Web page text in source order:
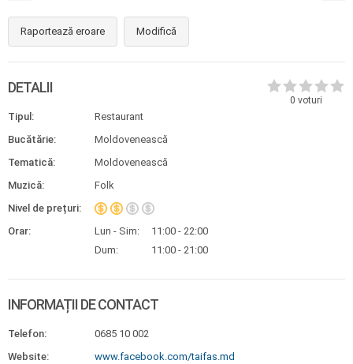
Raportează eroare Modifică
0 voturi
DETALII
Tipul:
Restaurant
Bucătărie:
Moldovenească
Tematică:
Moldovenească
Muzică:
Folk
Nivel de prețuri:
Orar:
Lun - Sim:
11:00 - 22:00
Dum:
11:00 - 21:00
INFORMAȚII DE CONTACT
Telefon:
0685 10 002
Website:
www.facebook.com/taifas.md